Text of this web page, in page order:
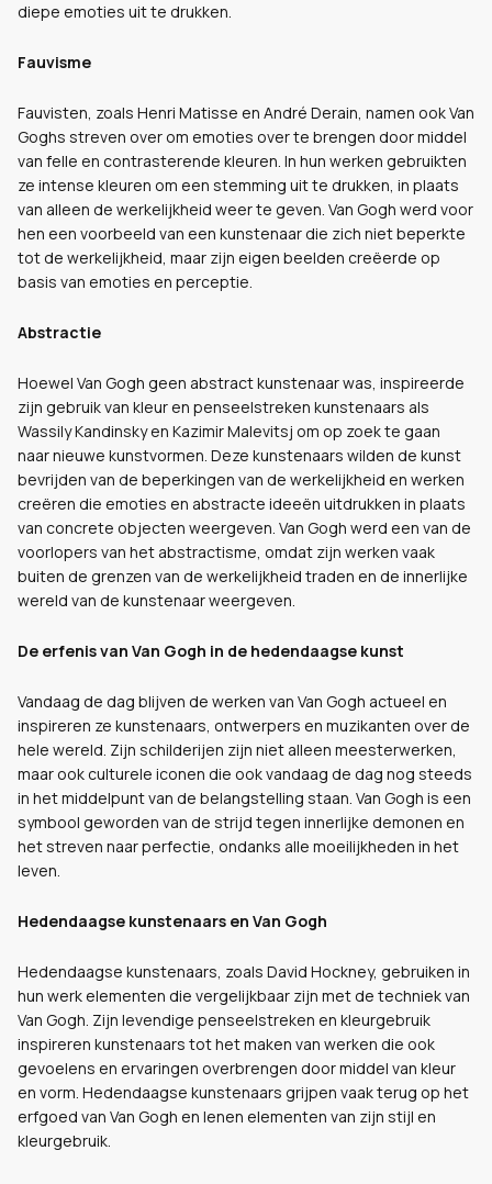
diepe emoties uit te drukken.
Fauvisme
Fauvisten, zoals Henri Matisse en André Derain, namen ook Van
Goghs streven over om emoties over te brengen door middel
van felle en contrasterende kleuren. In hun werken gebruikten
ze intense kleuren om een stemming uit te drukken, in plaats
van alleen de werkelijkheid weer te geven. Van Gogh werd voor
hen een voorbeeld van een kunstenaar die zich niet beperkte
tot de werkelijkheid, maar zijn eigen beelden creëerde op
basis van emoties en perceptie.
Abstractie
Hoewel Van Gogh geen abstract kunstenaar was, inspireerde
zijn gebruik van kleur en penseelstreken kunstenaars als
Wassily Kandinsky en Kazimir Malevitsj om op zoek te gaan
naar nieuwe kunstvormen. Deze kunstenaars wilden de kunst
bevrijden van de beperkingen van de werkelijkheid en werken
creëren die emoties en abstracte ideeën uitdrukken in plaats
van concrete objecten weergeven. Van Gogh werd een van de
voorlopers van het abstractisme, omdat zijn werken vaak
buiten de grenzen van de werkelijkheid traden en de innerlijke
wereld van de kunstenaar weergeven.
De erfenis van Van Gogh in de hedendaagse kunst
Vandaag de dag blijven de werken van Van Gogh actueel en
inspireren ze kunstenaars, ontwerpers en muzikanten over de
hele wereld. Zijn schilderijen zijn niet alleen meesterwerken,
maar ook culturele iconen die ook vandaag de dag nog steeds
in het middelpunt van de belangstelling staan. Van Gogh is een
symbool geworden van de strijd tegen innerlijke demonen en
het streven naar perfectie, ondanks alle moeilijkheden in het
leven.
Hedendaagse kunstenaars en Van Gogh
Hedendaagse kunstenaars, zoals David Hockney, gebruiken in
hun werk elementen die vergelijkbaar zijn met de techniek van
Van Gogh. Zijn levendige penseelstreken en kleurgebruik
inspireren kunstenaars tot het maken van werken die ook
gevoelens en ervaringen overbrengen door middel van kleur
en vorm. Hedendaagse kunstenaars grijpen vaak terug op het
erfgoed van Van Gogh en lenen elementen van zijn stijl en
kleurgebruik.